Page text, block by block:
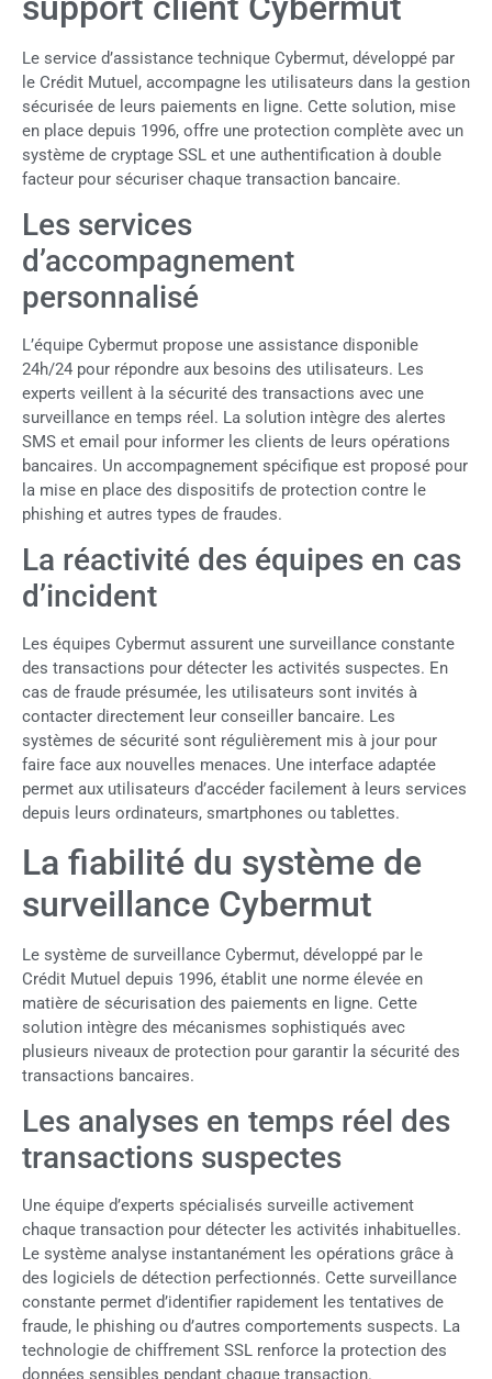
Le service d’assistance technique Cybermut, développé par
le Crédit Mutuel, accompagne les utilisateurs dans la gestion
sécurisée de leurs paiements en ligne. Cette solution, mise
en place depuis 1996, offre une protection complète avec un
système de cryptage SSL et une authentification à double
facteur pour sécuriser chaque transaction bancaire.
Les services
d’accompagnement
personnalisé
L’équipe Cybermut propose une assistance disponible
24h/24 pour répondre aux besoins des utilisateurs. Les
experts veillent à la sécurité des transactions avec une
surveillance en temps réel. La solution intègre des alertes
SMS et email pour informer les clients de leurs opérations
bancaires. Un accompagnement spécifique est proposé pour
la mise en place des dispositifs de protection contre le
phishing et autres types de fraudes.
La réactivité des équipes en cas
d’incident
Les équipes Cybermut assurent une surveillance constante
des transactions pour détecter les activités suspectes. En
cas de fraude présumée, les utilisateurs sont invités à
contacter directement leur conseiller bancaire. Les
systèmes de sécurité sont régulièrement mis à jour pour
faire face aux nouvelles menaces. Une interface adaptée
permet aux utilisateurs d’accéder facilement à leurs services
depuis leurs ordinateurs, smartphones ou tablettes.
La fiabilité du système de
surveillance Cybermut
Le système de surveillance Cybermut, développé par le
Crédit Mutuel depuis 1996, établit une norme élevée en
matière de sécurisation des paiements en ligne. Cette
solution intègre des mécanismes sophistiqués avec
plusieurs niveaux de protection pour garantir la sécurité des
transactions bancaires.
Les analyses en temps réel des
transactions suspectes
Une équipe d’experts spécialisés surveille activement
chaque transaction pour détecter les activités inhabituelles.
Le système analyse instantanément les opérations grâce à
des logiciels de détection perfectionnés. Cette surveillance
constante permet d’identifier rapidement les tentatives de
fraude, le phishing ou d’autres comportements suspects. La
technologie de chiffrement SSL renforce la protection des
données sensibles pendant chaque transaction.